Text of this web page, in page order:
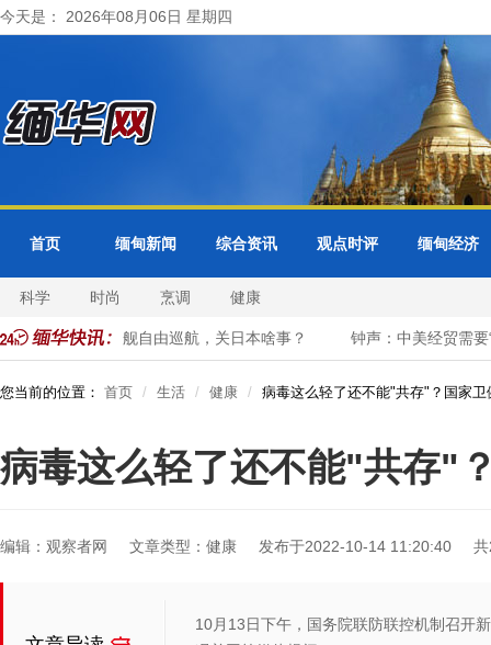
今天是： 2026年08月06日 星期四
首页 缅甸新闻 综合资讯 观点时评 缅甸经济
科学 时尚 烹调 健康
中国军舰自由巡航，关日本啥事？ 钟声：中美经贸需要“
您当前的位置： 首页 生活 健康 病毒这么轻了还不能"共存"？国家卫
病毒这么轻了还不能"共存"
编辑：观察者网 文章类型：健康 发布于2022-10-14 11:20:40
10月13日下午，国务院联防联控机制召开